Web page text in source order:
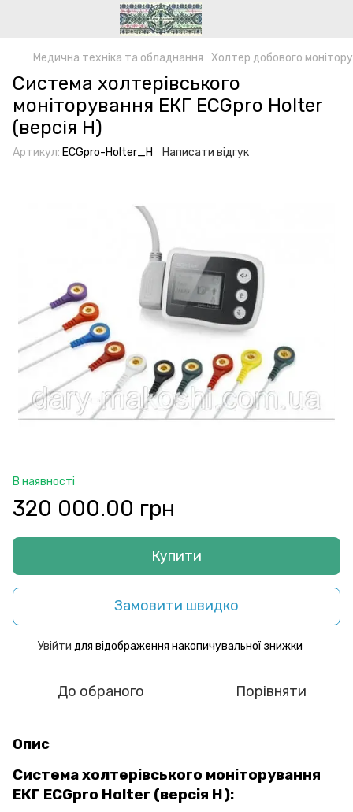
Медична техніка та обладнання Холтер добового
Система холтерівського
моніторування ЕКГ ECGpro Holter
(версія H)
Артикул: ECGpro-Holter_H Написати відгук
В наявності
320 000.00 грн
Купити
Замовити швидко
Увійти для відображення накопичувальної знижки
До обраного Порівняти
Опис
Система холтерівського моніторування
ЕКГ ECGpro Holter (версія H):